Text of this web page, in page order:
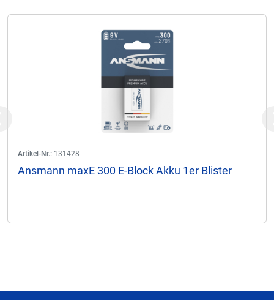
Artikel-Nr.: 131428
Ansmann maxE 300 E-Block Akku 1er Blister